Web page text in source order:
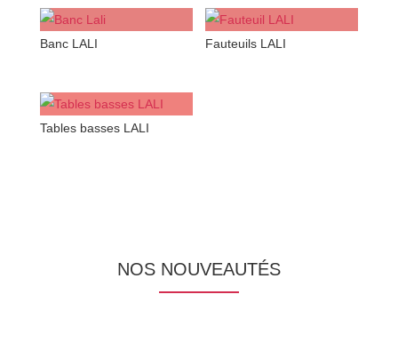
Banc LALI Fauteuils LALI
Tables basses LALI
NOS NOUVEAUTÉS